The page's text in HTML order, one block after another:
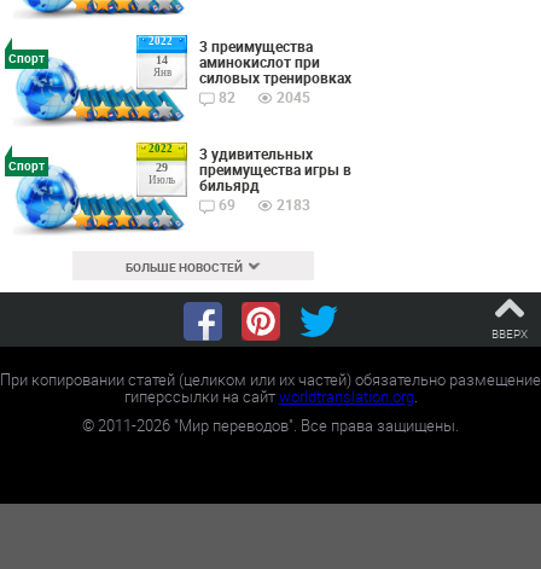
2022
14
Янв
Спорт
3 преимущества
аминокислот при
силовых тренировках
82
2045
2022
29
Июль
Спорт
3 удивительных
преимущества игры в
бильярд
69
2183
БОЛЬШЕ НОВОСТЕЙ
ВВЕРХ
При копировании статей (целиком или их частей) обязательно размещение
гиперссылки на сайтworldtranslation.org.
©2011-2026 "Мир переводов". Все права защищены.